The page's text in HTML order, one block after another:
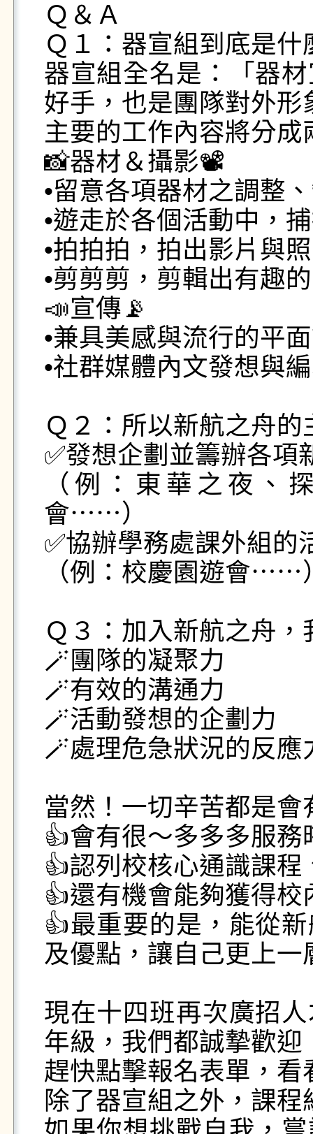
Ｑ＆Ａ
Ｑ１：器宣組到底是什
器宣組全名是：「器
好手，也是團隊對外形
主要的工作內容將分成
📸器材＆攝影📽️
•留意各項器材之調整
•遊走於各個活動中，
•拍拍拍，拍出影片與
•剪剪剪，剪輯出有趣
📣宣傳📡
•兼具美感與流行的平
•社群媒體內文發想與
Ｑ２：所以新航之舟
✅發想企劃並籌辦各項
（例：東華之夜、
會⋯⋯）
✅協辦學務處課外組的
（例：校慶園遊會⋯⋯
Ｑ３：加入新航之舟
🪄團隊的凝聚力
🪄有效的溝通力
🪄活動發想的企劃力
🪄處理危急狀況的反應
當然！一切辛苦都是會
👍會有很～多多多服務
👍認列校核心通識課程
👍還有機會能夠獲得校
👍最重要的是，能從
及優點，讓自己更上一
現在十四班再次廣招
年級，我們都誠摯歡迎
趕快點擊報名表單，
除了器宣組之外，課